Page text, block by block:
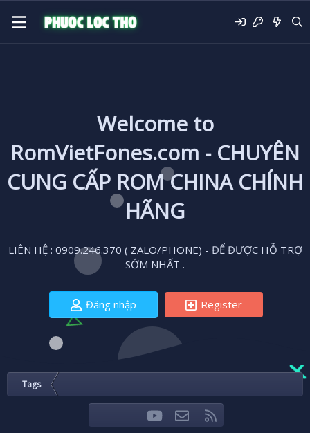
Welcome to
RomVietFones.com - CHUYÊN
CUNG CẤP ROM CHINA CHÍNH
HÃNG
LIÊN HỆ : 0909.246.370 ( ZALO/PHONE) - ĐỂ ĐƯỢC HỖ TRỢ
SỚM NHẤT .
Đăng nhập Register
Tags
FacebookTwitteryoutubeLiên hệ